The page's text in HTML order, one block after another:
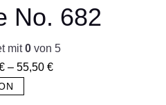
No. 682
mit0von 5
–55,50€